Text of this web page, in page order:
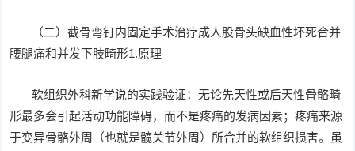
（二）截骨弯钉内固定手术治疗成人股骨头缺血性坏死合并
腰腿痛和并发下肢畸形1.原理
软组织外科新学说的实践验证：无论先天性或后天性骨骼畸
形最多会引起活动功能障碍，而不是疼痛的发病因素；疼痛来源
于变异骨骼外周（也就是髋关节外周）所合并的软组织损害。虽